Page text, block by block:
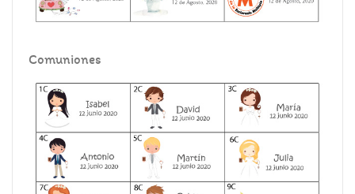
Comuniones